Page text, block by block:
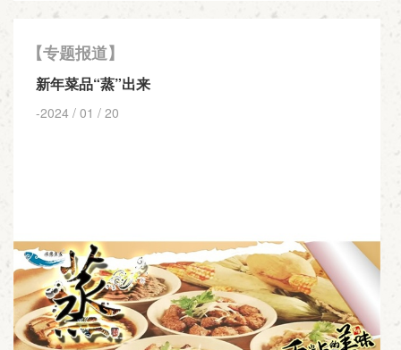
【专题报道】
新年菜品“蒸”出来
-2024 / 01 / 20